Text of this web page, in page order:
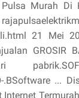
Pulsa Murah
21 Mei
GROSIR
.BSoftware ...